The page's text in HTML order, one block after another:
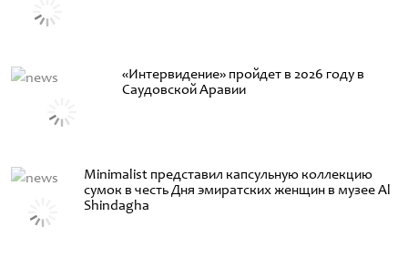
«Интервидение» пройдет в 2026 году в
Саудовской Аравии
Minimalist представил капсульную коллекцию
сумок в честь Дня эмиратских женщин в музее Al
Shindagha